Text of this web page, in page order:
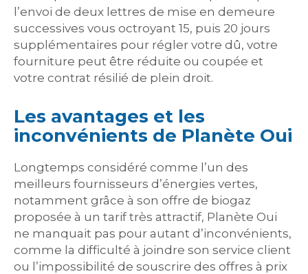
l’envoi de deux lettres de mise en demeure
successives vous octroyant 15, puis 20 jours
supplémentaires pour régler votre dû, votre
fourniture peut être réduite ou coupée et
votre contrat résilié de plein droit.
Les avantages et les
inconvénients de Planète Oui
Longtemps considéré comme l’un des
meilleurs fournisseurs d’énergies vertes,
notamment grâce à son offre de biogaz
proposée à un tarif très attractif, Planète Oui
ne manquait pas pour autant d’inconvénients,
comme la difficulté à joindre son service client
ou l’impossibilité de souscrire des offres à prix